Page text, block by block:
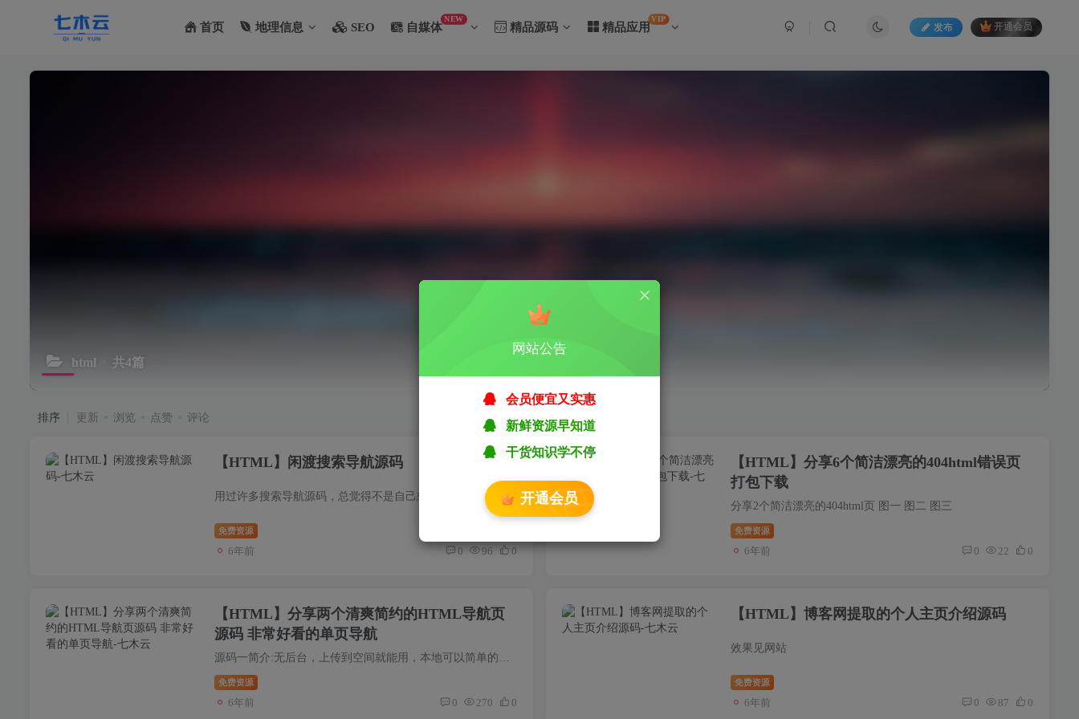
首页 地理信息 SEO 自媒体
NEW
精品源码 精品应用
VIP
发布 开通会员
html 共4篇
排序 更新 浏览 点赞 评论
【HTML】闲渡搜索导航源码
用过许多搜索导航源码，总觉得不是自己想要的。只好动手写一个了，借用了网上几个好看部分的源码。再修改创作。加了搜索联想，天气插件没加，简单点。暂时想不到还需要什么功能了。
免费资源
6年前 0 96 0
【HTML】分享6个简洁漂亮的404html错误页
打包下载
分享2个简洁漂亮的404html页 图一 图二 图三
免费资源
6年前 0 22 0
【HTML】分享两个清爽简约的HTML导航页
源码 非常好看的单页导航
源码一简介:无后台，上传到空间就能用，本地可以简单的修改下链接和图片，效果还是不错的,如图： 图一 源码二简介:无后台，上传到空间就能用，/js/main.js处修改首页导航网址，效果还是不错的,...
免费资源
6年前 0 270 0
【HTML】博客网提取的个人主页介绍源码
效果见网站
免费资源
6年前 0 87 0
网站公告
会员便宜又实惠
新鲜资源早知道
干货知识学不停
开通会员